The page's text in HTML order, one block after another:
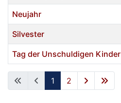
Cikkek
Neujahr
Silvester
Tag der Unschuldigen Kinder
1 2